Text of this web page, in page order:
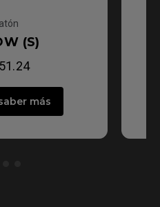
(S)
más